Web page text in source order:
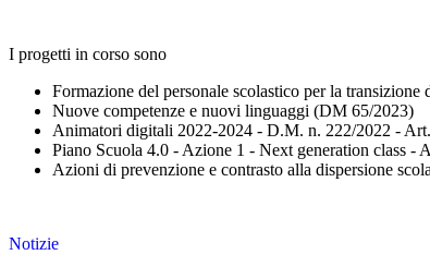
I progetti in corso sono
Formazione del personale scolastico per la
Nuove competenze e nuovi linguaggi (DM 65/2023)
Animatori digitali 2022-2024 - D.M. n. 222/2022 -
Piano Scuola 4.0 - Azione 1 - Next generation class
Azioni di prevenzione e contrasto alla dispersione
Notizie